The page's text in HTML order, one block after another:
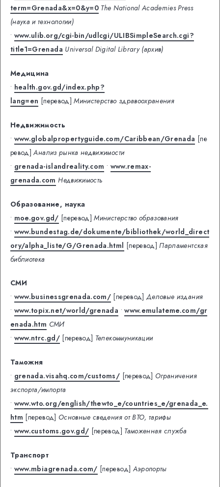
term=Grenada&x=0&y=0 The National Academies Press
(наука и технологии)
• www.ulib.org/cgi-bin/udlcgi/ULIBSimpleSearch.cgi?
title1=Grenada Universal Digital Library (архив)
Медицина
• health.gov.gd/index.php?
lang=en [перевод] Министерство здравоохранения
Недвижимость
• www.globalpropertyguide.com/Caribbean/Grenada [пе
ревод] Анализ рынка недвижимости
• grenada-islandreality.com • www.remax-
grenada.com Недвижимость
Образование, наука
• moe.gov.gd/ [перевод] Министерство образования
• www.bundestag.de/dokumente/bibliothek/world_direct
ory/alpha_liste/G/Grenada.html [перевод] Парламентская
библиотека
СМИ
• www.businessgrenada.com/ [перевод] Деловые издания
• www.topix.net/world/grenada •www.emulateme.com/gr
enada.htm СМИ
• www.ntrc.gd/ [перевод] Телекоммуникации
Таможня
• grenada.visahq.com/customs/ [перевод] Ограничения
экспорта/импорта
• www.wto.org/english/thewto_e/countries_e/grenada_e.
htm [перевод] Основные сведения от ВТО, тарифы
• www.customs.gov.gd/ [перевод] Таможенная служба
Транспорт
• www.mbiagrenada.com/ [перевод] Аэропорты